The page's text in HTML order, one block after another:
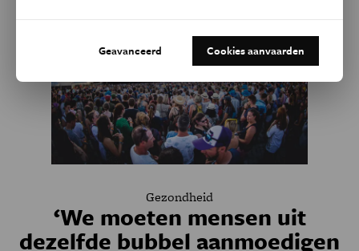
Gezondheid
‘We moeten mensen uit
dezelfde bubbel aanmoedigen
Geavanceerd Cookies aanvaarden